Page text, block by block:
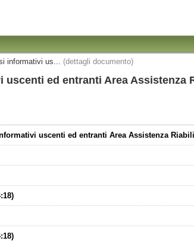
informativi us... (dettagli documento)
ed entranti Area Assistenza
uscenti ed entranti Area Assistenza